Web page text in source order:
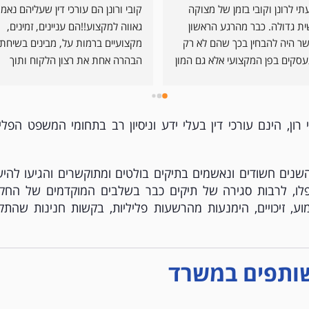
מעניקים ללקוח. מעבר לכך בפן
רב מאוד אשר עזרו לי להיחלץ מהצרה
נקלעתי. ממליץ בחום!
הבהרה אחת את רצון הלקוח ותוך
הינם עורכי דין בעלי ידע וניסיון רב בתחומי המשפט
חשודים ונאשמים בתיקים בולטים ומתוקשרים והגיעו
לרבות סגירה של תיקים כבר בשלבים המוקדמים של
זיכויים, הימנעות מהרשעות פליליות, בקשות חנינות
במשרד